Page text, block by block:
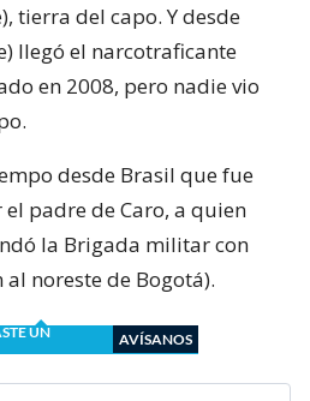
tierra del capo. Y desde
llegó el narcotraficante
en 2008, pero nadie vio
desde Brasil que fue
padre de Caro, a quien
la Brigada militar con
al noreste de Bogotá).
UN
AVÍSANOS